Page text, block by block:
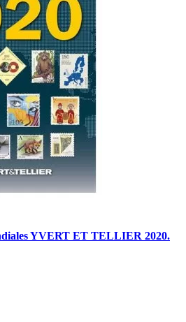
YVERT ET TELLIER 2020.